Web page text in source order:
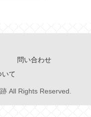
問い合わせ
て
All Rights Reserved.